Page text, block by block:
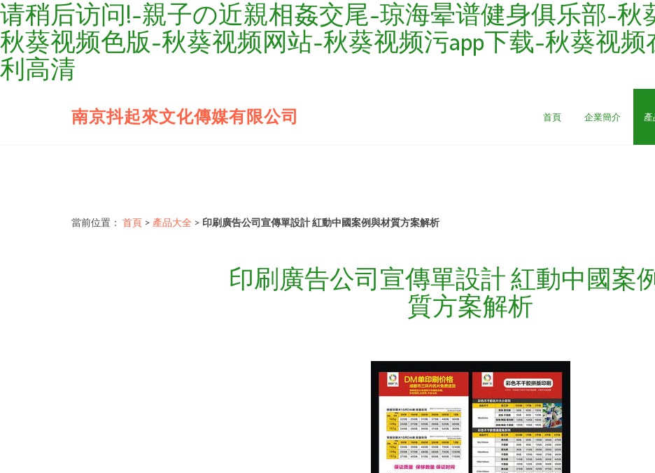
请稍后访问!-親子の近親相姦交尾-琼海晕谱健身俱乐部-
秋葵视频色版-秋葵视频网站-秋葵视频污app下载-秋葵视
利高清
南京抖起來文化傳媒有限公司 首頁 企業簡介
當前位置： 首頁 > 產品大全 > 印刷廣告公司宣傳單設計 紅動中國案例與材質方案解析
印刷廣告公司宣傳單設計 紅動中國案
質方案解析